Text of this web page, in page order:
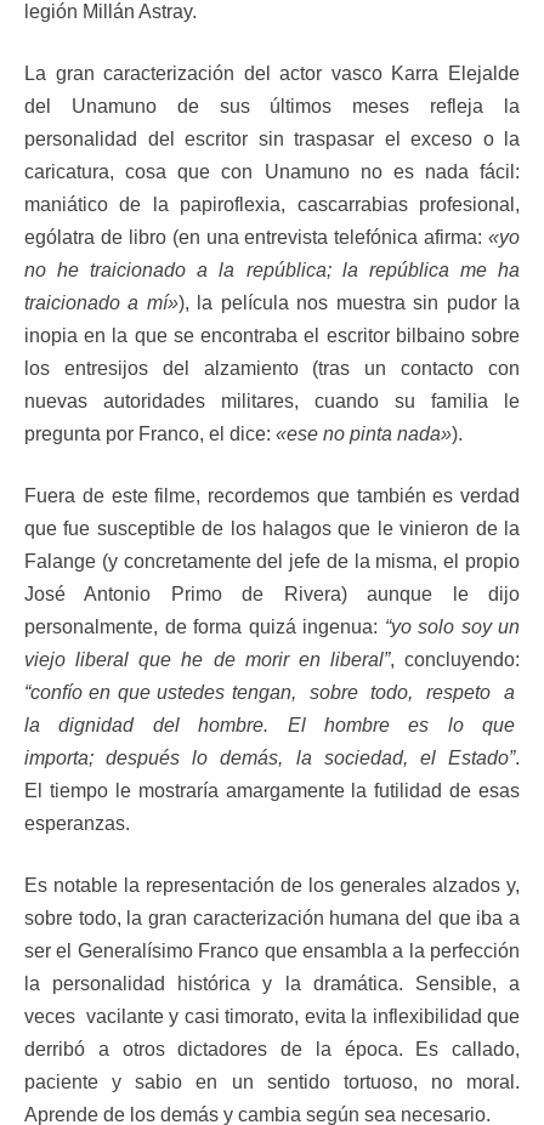
legión Millán Astray.
La gran caracterización del actor vasco Karra Elejalde
del Unamuno de sus últimos meses refleja la
personalidad del escritor sin traspasar el exceso o la
caricatura, cosa que con Unamuno no es nada fácil:
maniático de la papiroflexia, cascarrabias profesional,
ególatra de libro (en una entrevista telefónica afirma: «yo
no he traicionado a la república; la república me ha
traicionado a mí»), la película nos muestra sin pudor la
inopia en la que se encontraba el escritor bilbaino sobre
los entresijos del alzamiento (tras un contacto con
nuevas autoridades militares, cuando su familia le
pregunta por Franco, el dice: «ese no pinta nada»).
Fuera de este filme, recordemos que también es verdad
que fue susceptible de los halagos que le vinieron de la
Falange (y concretamente del jefe de la misma, el propio
José Antonio Primo de Rivera) aunque le dijo
personalmente, de forma quizá ingenua: “yo solo soy un
viejo liberal que he de morir en liberal”, concluyendo:
“confío en que ustedes tengan, sobre todo, respeto a
la dignidad del hombre. El hombre es lo que
importa; después lo demás, la sociedad, el Estado”.
El tiempo le mostraría amargamente la futilidad de esas
esperanzas.
Es notable la representación de los generales alzados y,
sobre todo, la gran caracterización humana del que iba a
ser el Generalísimo Franco que ensambla a la perfección
la personalidad histórica y la dramática. Sensible, a
veces vacilante y casi timorato, evita la inflexibilidad que
derribó a otros dictadores de la época. Es callado,
paciente y sabio en un sentido tortuoso, no moral.
Aprende de los demás y cambia según sea necesario.